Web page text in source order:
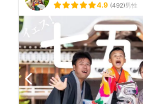
4.9 (492)男性